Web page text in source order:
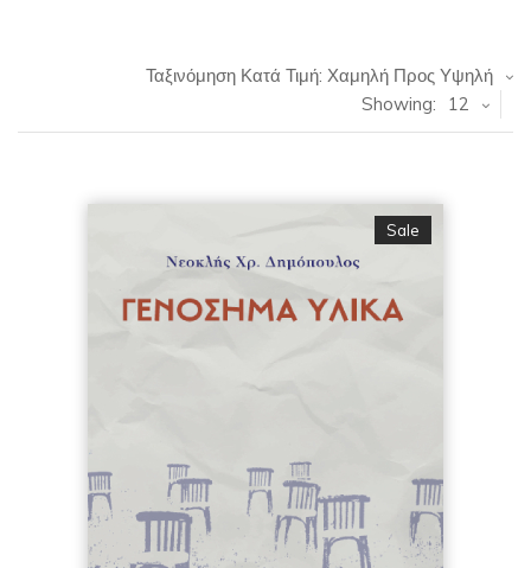
Ταξινόμηση Κατά Τιμή: Χαμηλή Προς Υψηλή
Showing:
12
Sale